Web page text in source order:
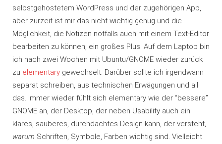
selbstgehostetem WordPress und der zugehörigen App,
aber zurzeit ist mir das nicht wichtig genug und die
Möglichkeit, die Notizen notfalls auch mit einem Text-Editor
bearbeiten zu können, ein großes Plus. Auf dem Laptop bin
ich nach zwei Wochen mit Ubuntu/GNOME wieder zurück
zu elementary gewechselt. Darüber sollte ich irgendwann
separat schreiben, aus technischen Erwägungen und all
das. Immer wieder fühlt sich elementary wie der “bessere”
GNOME an, der Desktop, der neben Usability auch ein
klares, sauberes, durchdachtes Design kann, der versteht,
warum Schriften, Symbole, Farben wichtig sind. Vielleicht